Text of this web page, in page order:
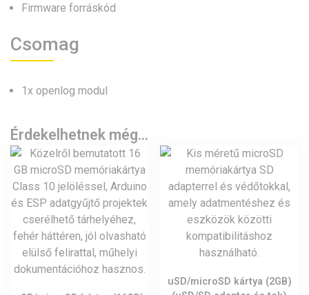
Firmware forráskód
Csomag
1x openlog modul
Érdekelhetnek még…
uSD/microSD kártya (2GB)